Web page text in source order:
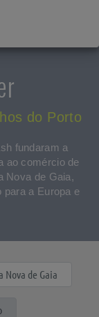
do Porto
fundaram a
ao comércio de
Nova de Gaia,
para a Europa e
Nova de Gaia